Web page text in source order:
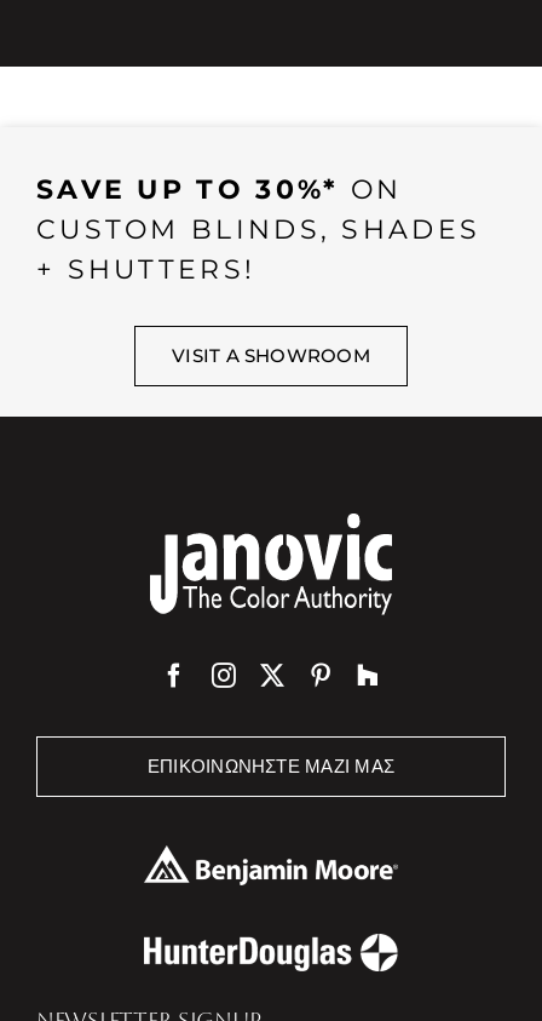
SAVE UP TO 30%* ON
CUSTOM BLINDS, SHADES
+ SHUTTERS!
VISIT A SHOWROOM
ΕΠΙΚΟΙΝΩΝΉΣΤΕ ΜΑΖΊ ΜΑΣ